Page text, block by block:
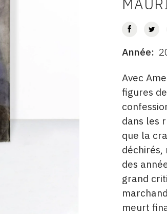
AUTEUR
DATE
Année
Avec
figures
dans les
que la
déchirés,
des
grand
meurt